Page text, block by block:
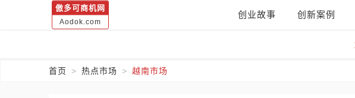
傲多可商机网
Aodok.com
创业故事 创新案例
首页 热点市场 越南市场